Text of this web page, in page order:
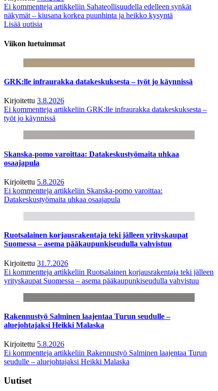
Ei kommentteja artikkeliin Sahateollisuudella edelleen synkät
näkymät – kiusana korkea puunhinta ja heikko kysyntä
Lisää uutisia
Viikon luetuimmat
GRK:lle infraurakka datakeskuksesta – työt jo käynnissä
Kirjoitettu 3.8.2026
Ei kommentteja artikkeliin GRK:lle infraurakka datakeskuksesta –
työt jo käynnissä
Skanska-pomo varoittaa: Datakeskustyömaita uhkaa
osaajapula
Kirjoitettu 5.8.2026
Ei kommentteja artikkeliin Skanska-pomo varoittaa:
Datakeskustyömaita uhkaa osaajapula
Ruotsalainen korjausrakentaja teki jälleen yrityskaupat
Suomessa – asema pääkaupunkiseudulla vahvistuu
Kirjoitettu 31.7.2026
Ei kommentteja artikkeliin Ruotsalainen korjausrakentaja teki jälleen
yrityskaupat Suomessa – asema pääkaupunkiseudulla vahvistuu
Rakennustyö Salminen laajentaa Turun seudulle –
aluejohtajaksi Heikki Malaska
Kirjoitettu 5.8.2026
Ei kommentteja artikkeliin Rakennustyö Salminen laajentaa Turun
seudulle – aluejohtajaksi Heikki Malaska
Uutiset